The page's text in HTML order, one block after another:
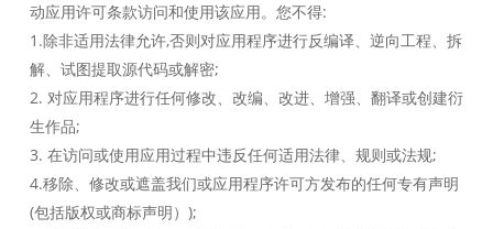
动应用许可条款访问和使用该应用。您不得:
1.除非适用法律允许,否则对应用程序进行反编译、逆向工程、拆
解、试图提取源代码或解密;
2. 对应用程序进行任何修改、改编、改进、增强、翻译或创建衍
生作品;
3. 在访问或使用应用过程中违反任何适用法律、规则或法规;
4.移除、修改或遮盖我们或应用程序许可方发布的任何专有声明
(包括版权或商标声明）);